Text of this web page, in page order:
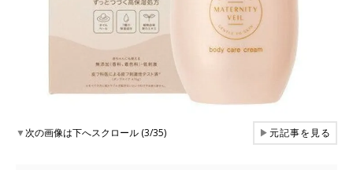
▼次の画像は下へスクロール (3/35) ▶元記事を見る